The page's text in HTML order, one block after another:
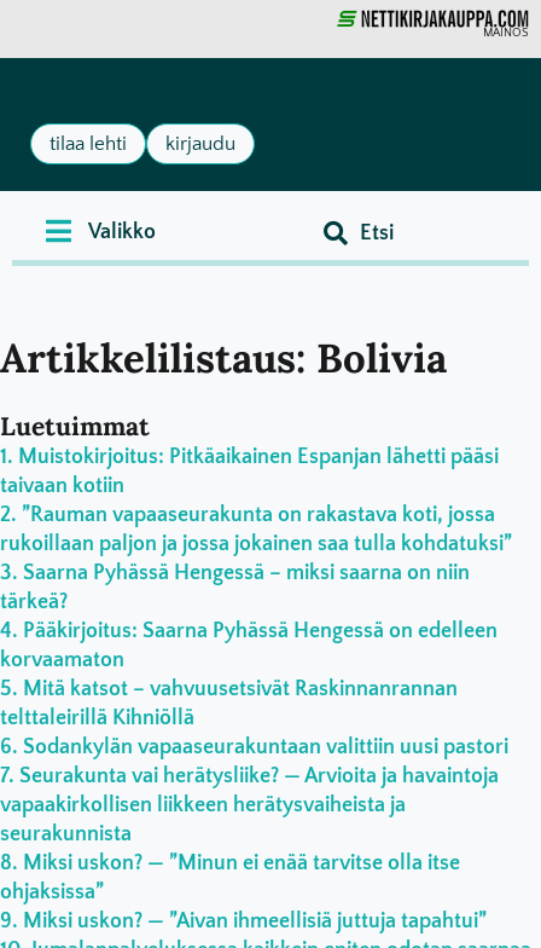
MAINOS
tilaa lehti kirjaudu
Artikkelilistaus: Bolivia
Luetuimmat
Muistokirjoitus: Pitkäaikainen Espanjan lähetti pääsi
taivaan kotiin
”Rauman vapaaseurakunta on rakastava koti, jossa
rukoillaan paljon ja jossa jokainen saa tulla kohdatuksi”
Saarna Pyhässä Hengessä – miksi saarna on niin
tärkeä?
Pääkirjoitus: Saarna Pyhässä Hengessä on edelleen
korvaamaton
Mitä katsot – vahvuusetsivät Raskinnanrannan
telttaleirillä Kihniöllä
Sodankylän vapaaseurakuntaan valittiin uusi pastori
Seurakunta vai herätysliike? — Arvioita ja havaintoja
vapaakirkollisen liikkeen herätysvaiheista ja
seurakunnista
Miksi uskon? — ”Minun ei enää tarvitse olla itse
ohjaksissa”
Miksi uskon? — ”Aivan ihmeellisiä juttuja tapahtui”